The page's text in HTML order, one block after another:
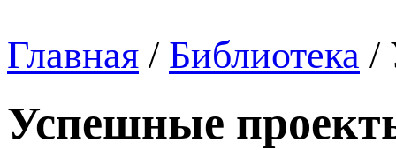
Главная / Библиотека /
Успешные